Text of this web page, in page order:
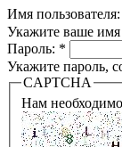
Имя пользователя:
Укажите ваше имя
Пароль: *
Укажите пароль,
CAPTCHA
Нам